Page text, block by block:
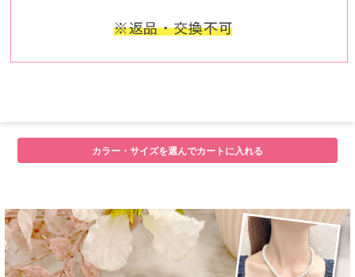
カラー・サイズを選んでカートに入れる